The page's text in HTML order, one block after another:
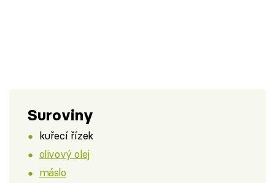
Suroviny
kuřecí řízek
olivový olej
máslo